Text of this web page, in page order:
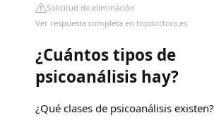
Solicitud de eliminación
Ver respuesta completa en topdoctors.es
¿Cuántos tipos de
psicoanálisis hay?
¿Qué clases de psicoanálisis existen?